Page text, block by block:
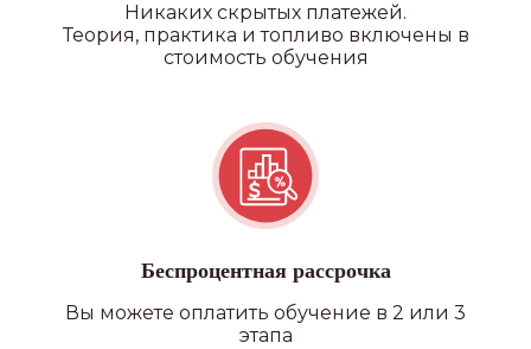
Никаких скрытых платежей.
Теория, практика и топливо включены в
стоимость обучения
Беспроцентная рассрочка
Вы можете оплатить обучение в 2 или 3
этапа